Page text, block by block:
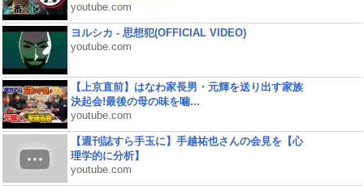
youtube.com
ヨルシカ - 思想犯(OFFICIAL VIDEO)
youtube.com
【上京直前】はなわ家長男・元輝を送り出す家族
決起会!最後の母の味を噛...
youtube.com
【週刊誌すら手玉に】手越祐也さんの会見を【心
理学的に分析】
youtube.com